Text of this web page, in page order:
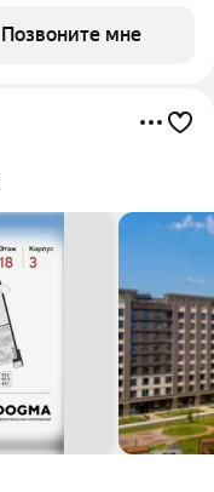
Позвоните мне